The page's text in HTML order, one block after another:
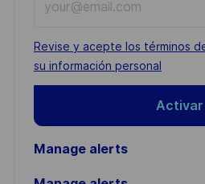
Email
address
(Required)
Required
Revise y acepte los términos
su información personal
Activar
Manage alerts